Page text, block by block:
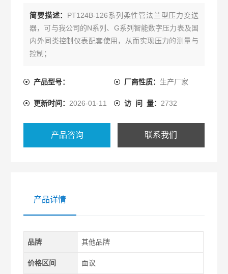
简要描述： PT124B-126系列柔性管法兰型压力变送
器，可与我公司的N系列、G系列智能数字压力表及国
内外同类控制仪表配套使用，从而实现压力的测量与
控制；
产品型号： 厂商性质： 生产厂家
更新时间： 2026-01-11 访 问 量： 2732
产品咨询 联系我们
产品详情
品牌 其他品牌
价格区间 面议